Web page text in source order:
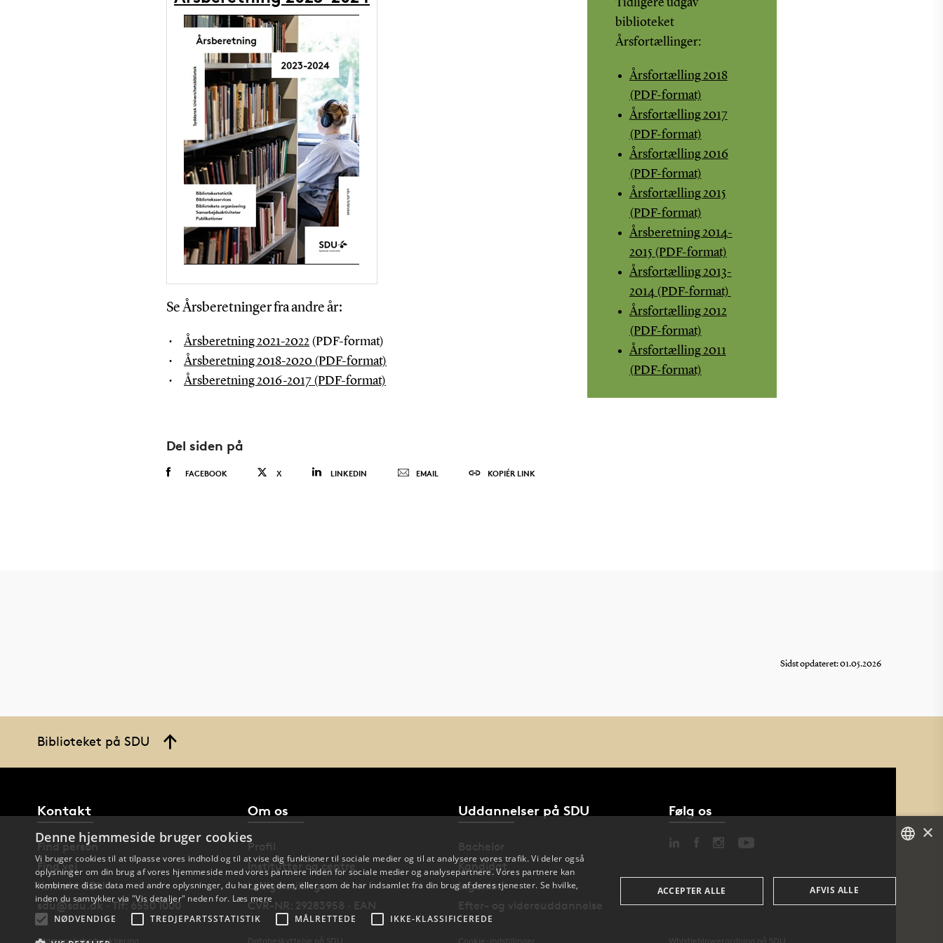
Se Årsberetninger fra andre år:
Årsberetning 2021-2022(PDF-format)
Årsberetning 2018-2020 (PDF-format)
Årsberetning 2016-2017 (PDF-format)
biblioteket
Årsfortællinger:
Årsfortælling 2018
(PDF-format)
Årsfortælling 2017
(PDF-format)
Årsfortælling 2016
(PDF-format)
Årsfortælling 2015
(PDF-format)
Årsberetning 2014-
2015 (PDF-format)
Årsfortælling 2013-
2014 (PDF-format)
Årsfortælling 2012
(PDF-format)
Årsfortælling 2011
(PDF-format)
Del siden på
FACEBOOK X LINKEDIN EMAIL KOPIÉR LINK
Sidst opdateret: 01.05.2026
Biblioteket på SDU
Kontakt
Find person
Find vej
Kontakt SDU
sdu@sdu.dk · Tlf: 6550 1000
Om os
Profil
Institutter og centre
Ledige stillinger
CVR-NR: 29283958 · EAN
Uddannelser på SDU
Bachelor
Kandidat
Ingeniør
Efter- og videreuddannelse
Følg os
Tilgængelighedserklæring Databeskyttelse på SDU Cookie-indstillinger Whistleblowerordning på SDU
ENGLISH
×
Denne hjemmeside bruger cookies
Vi bruger cookies til at tilpasse vores indhold og til at vise dig funktioner til sociale medier og til at analysere vores trafik. Vi deler også
oplysninger om din brug af vores hjemmeside med vores partnere inden for sociale medier og analysepartnere. Vores partnere kan
kombinere disse data med andre oplysninger, du har givet dem, eller som de har indsamlet fra din brug af deres tjenester. Se hvilke,
inden du samtykker via "Vis detaljer" neden for. Læs mere
NØDVENDIGE
TREDJEPARTSSTATISTIK MÅLRETTEDE IKKE-KLASSIFICEREDE
ACCEPTER ALLE AFVIS ALLE